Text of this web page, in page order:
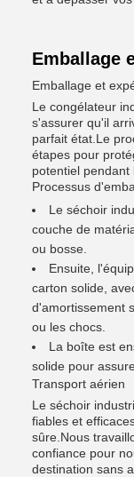
Emballage
Emballage et
Le congélateur
s'assurer qu'il
parfait état.Le
étapes pour
potentiel pendant
Processus
Le séchoir
couche de
ou bosse.
Ensuite,
carton solide,
d'amortissement
ou les chocs.
La boîte est
solide pour
Transport aérien
Le séchoir
fiables et
sûre.Nous
confiance pour
destination sans